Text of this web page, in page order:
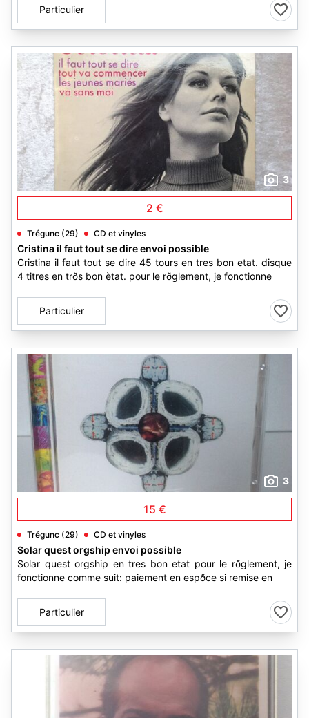
Particulier
3
2 €
Trégunc (29) CD et vinyles
Cristina il faut tout se dire envoi possible
Cristina il faut tout se dire 45 tours en tres bon etat. disque
4 titres en trðs bon ètat. pour le rðglement, je fonctionne
Particulier
3
15 €
Trégunc (29) CD et vinyles
Solar quest orgship envoi possible
Solar quest orgship en tres bon etat pour le rðglement, je
fonctionne comme suit: paiement en espðce si remise en
Particulier